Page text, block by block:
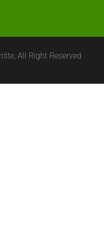
All Right Reserved